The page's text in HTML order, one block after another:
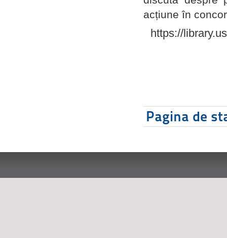
acțiune în
https://
Pagina de